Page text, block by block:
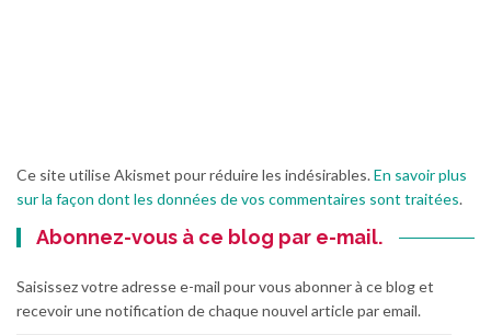
Ce site utilise Akismet pour réduire les indésirables.En savoir plus
sur la façon dont les données de vos commentaires sont traitées.
Abonnez-vous à ce blog par e-mail.
Saisissez votre adresse e-mail pour vous abonner à ce blog et
recevoir une notification de chaque nouvel article par email.